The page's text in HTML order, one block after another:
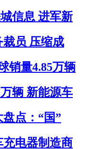
信息 进军新
员 压缩成
销量4.85万辆
辆 新能源车
点：“国”
充电器制造商